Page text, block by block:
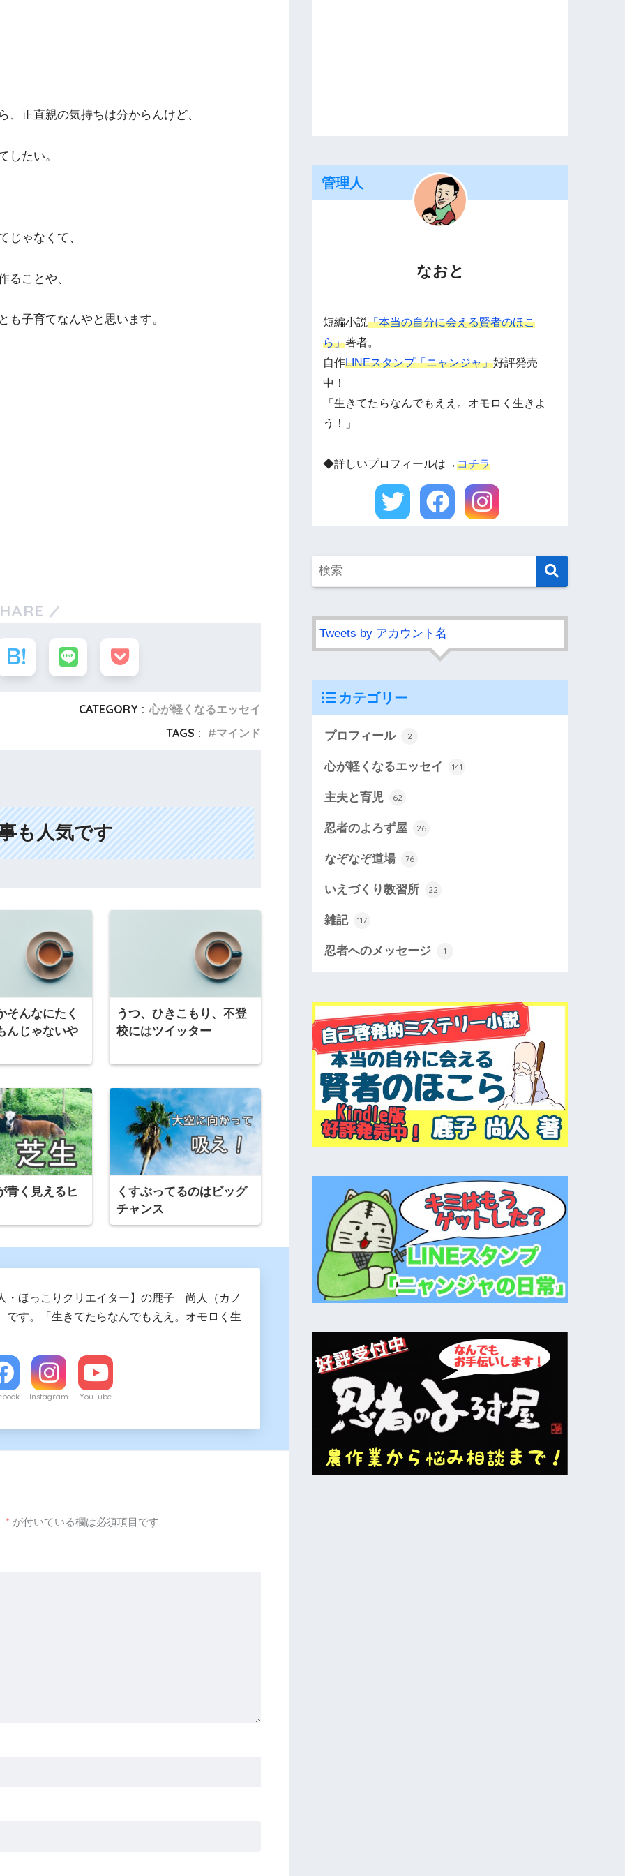
正直親の気持ちは分からんけど、
したい。
じゃなくて、
ることや、
も子育てなんやと思います。
CATEGORY : 心が軽くなるエッセイ
TAGS :
マインド
も人気です
そんなにたく
んじゃないや
うつ、ひきこもり、不登
校にはツイッター
青く見えるヒ
くすぶってるのはビッグ
チャンス
・ほっこりクリエイター】の鹿子 尚人（カノ
す。「生きてたらなんでもええ。オモロく生
Instagram YouTube
* が付いている欄は必須項目です
管理人
なおと
短編小説「本当の自分に会える賢者のほこ
ら」著者。
自作LINEスタンプ「ニャンジャ」好評発売
中！
「生きてたらなんでもええ。オモロく生きよ
う！」
◆詳しいプロフィールは→コチラ
Tweets by アカウント名
カテゴリー
プロフィール 2
心が軽くなるエッセイ 141
主夫と育児 62
忍者のよろず屋 26
なぞなぞ道場 76
いえづくり教習所 22
雑記 117
忍者へのメッセージ 1